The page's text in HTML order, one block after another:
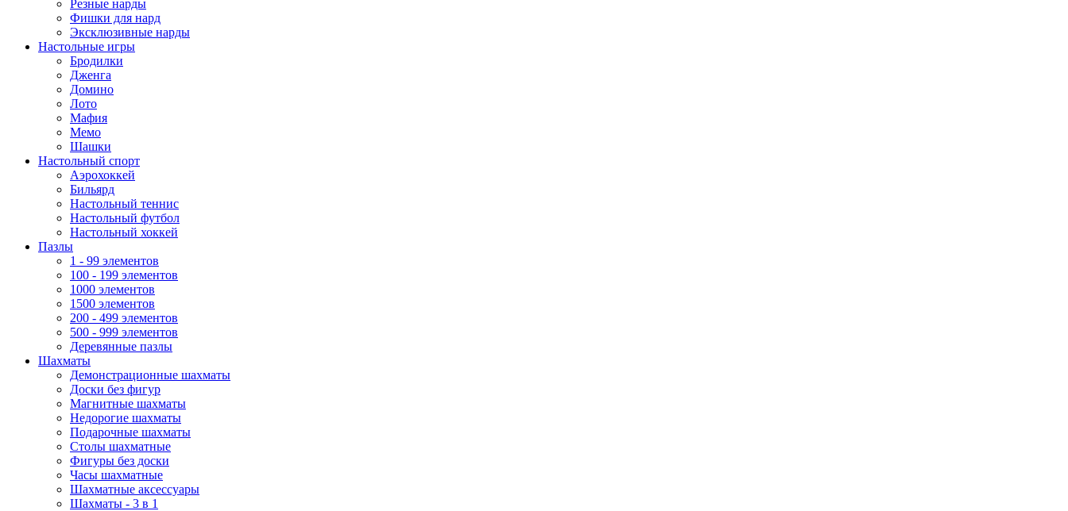
Резные нарды
Фишки для нард
Эксклюзивные нарды
Настольные игры
Бродилки
Дженга
Домино
Лото
Мафия
Мемо
Шашки
Настольный спорт
Аэрохоккей
Бильярд
Настольный теннис
Настольный футбол
Настольный хоккей
Пазлы
1 - 99 элементов
100 - 199 элементов
1000 элементов
1500 элементов
200 - 499 элементов
500 - 999 элементов
Деревянные пазлы
Шахматы
Демонстрационные шахматы
Доски без фигур
Магнитные шахматы
Недорогие шахматы
Подарочные шахматы
Столы шахматные
Фигуры без доски
Часы шахматные
Шахматные аксессуары
Шахматы - 3 в 1